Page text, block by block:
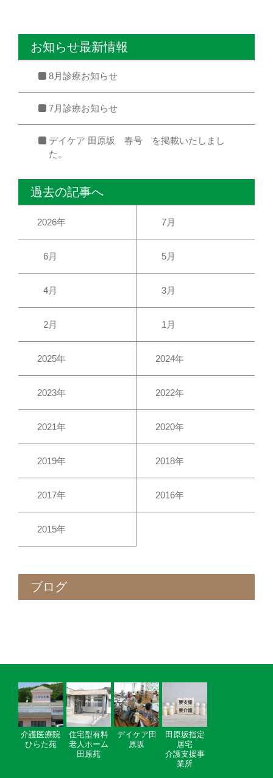
お知らせ最新情報
8月診療お知らせ
7月診療お知らせ
デイケア 田原坂 春号 を掲載いたしまし
た。
過去の記事へ
2026年 7月
6月 5月
4月 3月
2月 1月
2025年 2024年
2023年 2022年
2021年 2020年
2019年 2018年
2017年 2016年
2015年
ブログ
介護医療院
ひらた苑
住宅型有料
老人ホーム
田原苑
デイケア田
原坂
田原坂指定
居宅
介護支援事
業所